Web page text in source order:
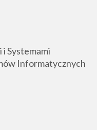
i Systemami
Informatycznych